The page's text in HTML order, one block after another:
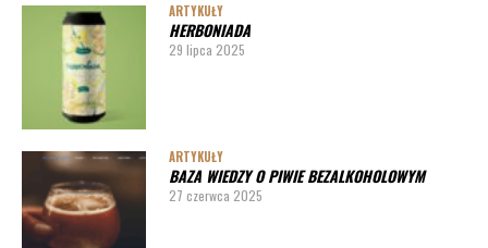
ARTYKUŁY
HERBONIADA
29 lipca 2025
ARTYKUŁY
BAZA WIEDZY O PIWIE BEZALKOHOLOWYM
27 czerwca 2025